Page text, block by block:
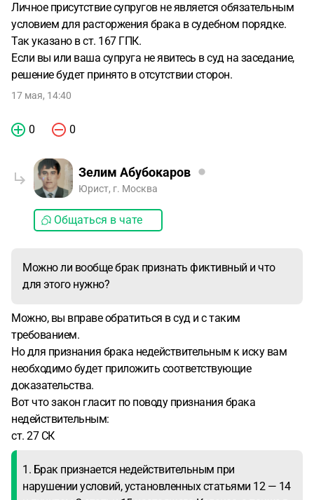
Личное присутствие супругов не является обязательным
условием для расторжения брака в судебном порядке.
Так указано в ст. 167 ГПК.
Если вы или ваша супруга не явитесь в суд на заседание,
решение будет принято в отсутствии сторон.
17 мая, 14:40
0 0
Зелим Абубокаров
Юрист, г. Москва
Общаться в чате
Можно ли вообще брак признать фиктивный и что
для этого нужно?
Можно, вы вправе обратиться в суд и с таким
требованием.
Но для признания брака недействительным к иску вам
необходимо будет приложить соответствующие
доказательства.
Вот что закон гласит по поводу признания брака
недействительным:
ст. 27 СК
1. Брак признается недействительным при
нарушении условий, установленных статьями 12 — 14